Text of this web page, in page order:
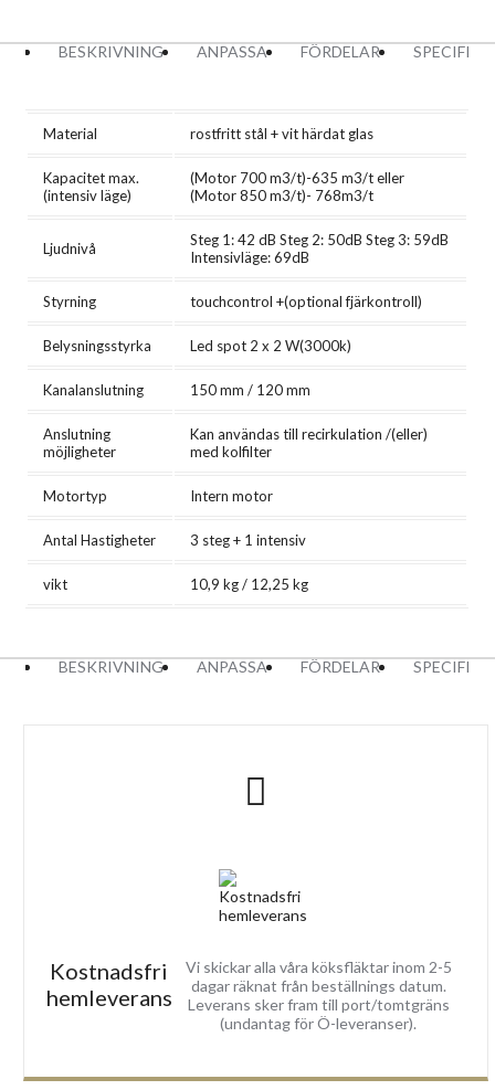
BESKRIVNING ANPASSA FÖRDELAR
Material rostfritt stål + vit härdat glas
Kapacitet max.
(intensiv läge)
(Motor 700 m3/t)-635 m3/t eller
(Motor 850 m3/t)- 768m3/t
Ljudnivå
Steg 1: 42 dB Steg 2: 50dB Steg 3: 59dB
Intensivläge: 69dB
Styrning touchcontrol +(optional fjärkontroll)
Belysningsstyrka Led spot 2 x 2 W(3000k)
Kanalanslutning 150 mm / 120 mm
Anslutning
möjligheter
Kan användas till recirkulation /(eller)
med kolfilter
Motortyp Intern motor
Antal Hastigheter 3 steg + 1 intensiv
vikt 10,9 kg / 12,25 kg
BESKRIVNING ANPASSA FÖRDELAR
Kostnadsfri
hemleverans
Vi skickar alla våra köksfläktar inom 2-5
dagar räknat från beställnings datum.
Leverans sker fram till port/tomtgräns
(undantag för Ö-leveranser).